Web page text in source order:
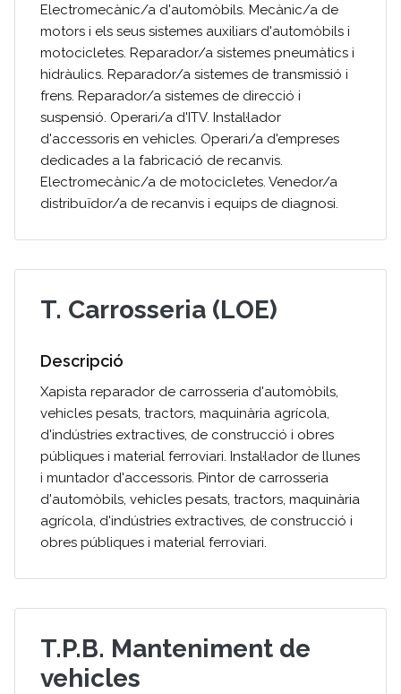
Electromecànic/a d'automòbils. Mecànic/a de
motors i els seus sistemes auxiliars d'automòbils i
motocicletes. Reparador/a sistemes pneumàtics i
hidràulics. Reparador/a sistemes de transmissió i
frens. Reparador/a sistemes de direcció i
suspensió. Operari/a d'ITV. Instal·lador
d'accessoris en vehicles. Operari/a d'empreses
dedicades a la fabricació de recanvis.
Electromecànic/a de motocicletes. Venedor/a
distribuïdor/a de recanvis i equips de diagnosi.
T. Carrosseria (LOE)
Descripció
Xapista reparador de carrosseria d'automòbils,
vehicles pesats, tractors, maquinària agrícola,
d'indústries extractives, de construcció i obres
públiques i material ferroviari. Instal·lador de llunes
i muntador d'accessoris. Pintor de carrosseria
d'automòbils, vehicles pesats, tractors, maquinària
agrícola, d'indústries extractives, de construcció i
obres públiques i material ferroviari.
T.P.B. Manteniment de
vehicles